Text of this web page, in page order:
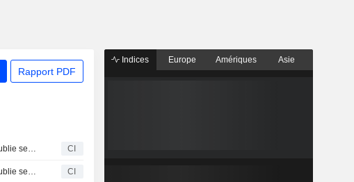
Rapport PDF
Coffee Day Enterprises Limited publie ses résultats pour le premier trimestre clos le 30 juin 2026 CI
Coffee Day Enterprises Limited publie ses résultats annuels pour l'exercice clos le 31 mars 2026 CI
Indices Europe Amériques Asie